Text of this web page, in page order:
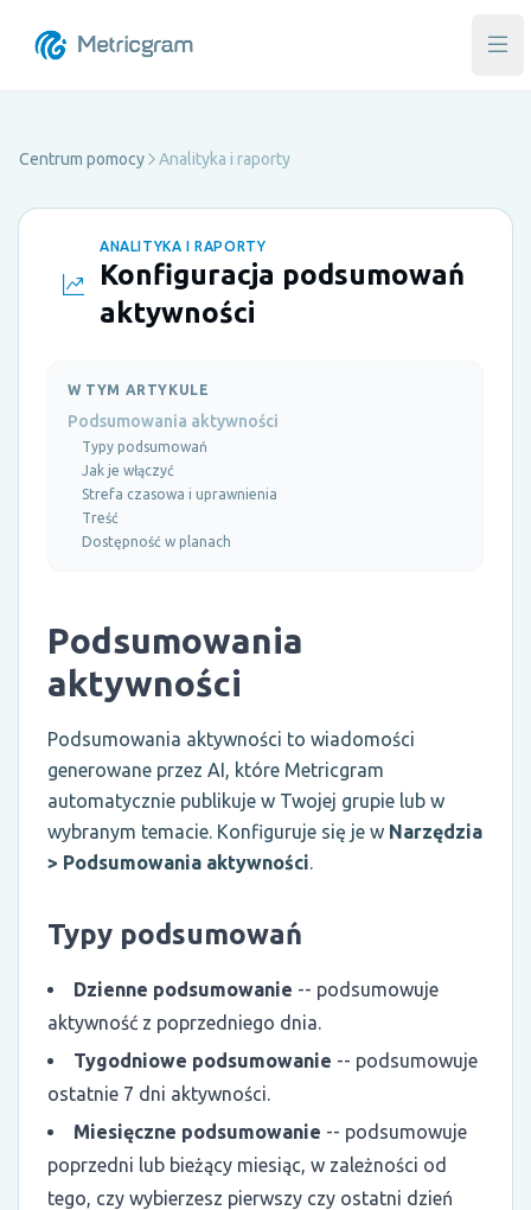
Centrum pomocy Analityka i raporty
ANALITYKA I RAPORTY
Konfiguracja podsumowań
aktywności
W TYM ARTYKULE
Podsumowania aktywności
Typy podsumowań
Jak je włączyć
Strefa czasowa i uprawnienia
Treść
Dostępność w planach
Podsumowania
aktywności
Podsumowania aktywności to wiadomości
generowane przez AI, które Metricgram
automatycznie publikuje w Twojej grupie lub w
wybranym temacie. Konfiguruje się je w Narzędzia
> Podsumowania aktywności.
Typy podsumowań
Dzienne podsumowanie -- podsumowuje
aktywność z poprzedniego dnia.
Tygodniowe podsumowanie -- podsumowuje
ostatnie 7 dni aktywności.
Miesięczne podsumowanie -- podsumowuje
poprzedni lub bieżący miesiąc, w zależności od
tego, czy wybierzesz pierwszy czy ostatni dzień